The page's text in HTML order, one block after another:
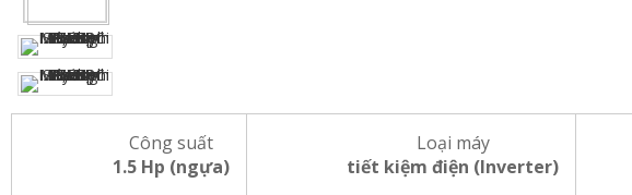
Công suất
1.5 Hp (ngựa)
Loại máy
tiết kiệm điện (Inverter)